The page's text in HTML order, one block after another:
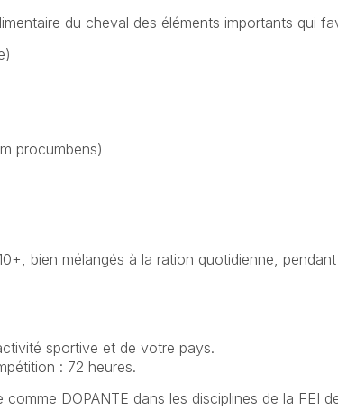
du cheval des éléments importants qui
procumbens)
bien mélangés à la ration quotidienne,
sportive et de votre pays.
: 72 heures.
DOPANTE dans les disciplines de la FEI